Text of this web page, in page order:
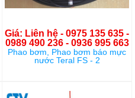
Giá: Liên hệ - 0975 135 635 -
0989 490 236 - 0936 995 663
Phao bơm, Phao bơm báo mực
nước Teral FS - 2